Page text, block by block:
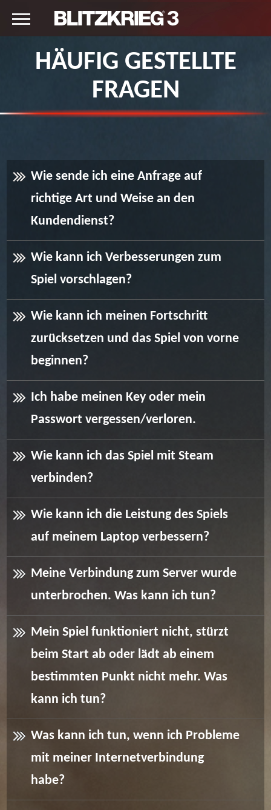
HÄUFIG GESTELLTE
FRAGEN
Wie sende ich eine Anfrage auf
richtige Art und Weise an den
Kundendienst?
Wie kann ich Verbesserungen zum
Spiel vorschlagen?
Wie kann ich meinen Fortschritt
zurücksetzen und das Spiel von vorne
beginnen?
Ich habe meinen Key oder mein
Passwort vergessen/verloren.
Wie kann ich das Spiel mit Steam
verbinden?
Wie kann ich die Leistung des Spiels
auf meinem Laptop verbessern?
Meine Verbindung zum Server wurde
unterbrochen. Was kann ich tun?
Mein Spiel funktioniert nicht, stürzt
beim Start ab oder lädt ab einem
bestimmten Punkt nicht mehr. Was
kann ich tun?
Was kann ich tun, wenn ich Probleme
mit meiner Internetverbindung
habe?